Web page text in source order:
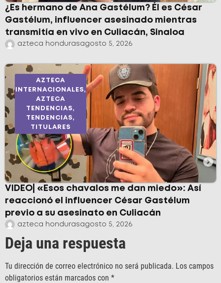
¿Es hermano de Ana Gastélum? Él es César
Gastélum, influencer asesinado mientras
transmitía en vivo en Culiacán, Sinaloa
azteca hondurasagosto 5, 2026
AZTECA
INTERNACIONALES,
AZTECA
TENDENCIAS,
TENDENCIAS,
TITULARES
VIDEO| «Esos chavalos me dan miedo»: Así
reaccionó el influencer César Gastélum
previo a su asesinato en Culiacán
azteca hondurasagosto 5, 2026
Deja una respuesta
Tu dirección de correo electrónico no será publicada. Los campos
obligatorios están marcados con *